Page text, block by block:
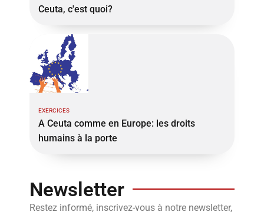
Ceuta, c'est quoi?
EXERCICES
A Ceuta comme en Europe: les droits
humains à la porte
Newsletter
Restez informé, inscrivez-vous à notre newsletter,